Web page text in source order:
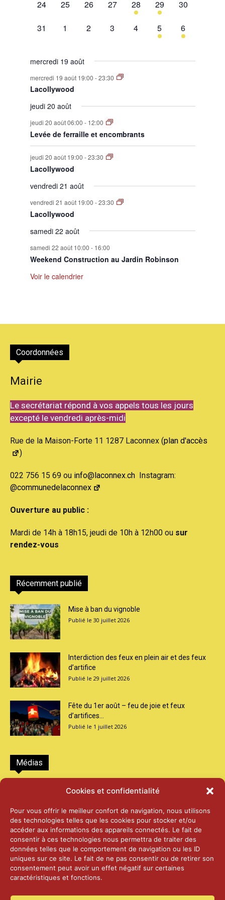
Cookies et confidentialité
Pour vous offrir le meilleur confort de navigation, nous utilisons
des technologies telles que les cookies pour stocker et/ou
accéder aux informations des appareils connectés. Le fait de
consentir à ces technologies nous permettra de traiter des
données telles que le comportement de navigation ou les ID
uniques sur ce site. Le fait de ne pas consentir ou de retirer son
consentement peut avoir un effet négatif sur certaines
caractéristiques et fonctions.
0
24
0
25
0
26
0
évènement,
27
1
évènement,
28
1
évènement,
29
0
30
0
31
0
1
0
2
0
3
0
évènement,
4
1
évènement,
5
1
évènement,
6
mercredi 19 août
mercredi 19 août 19:00 -23:30
Lacollywood
jeudi 20 août
jeudi 20 août 06:00 - 12:00
Levée de ferraille et encombrants
jeudi 20 août 19:00 -23:30
Lacollywood
vendredi 21 août
vendredi 21 août 19:00 -23:30
Lacollywood
samedi 22 août
samedi 22 août 10:00 - 16:00
Weekend Construction au Jardin Robinson
Voir le calendrier
Coordonnées
Mairie
Le secrétariat répond à vos appels tous les jours
excepté le vendredi après-midi
Rue de la Maison-Forte 11 1287 Laconnex (plan d'accès
)
022 756 15 69 ou info@laconnex.ch Instagram:
@communedelaconnex
Ouverture au public :
Mardi de 14h à 18h15, jeudi de 10h à 12h00 ou sur
rendez-vous
Récemment publié
Mise à ban du vignoble
30 juillet 2026
Interdiction des feux en plein air et des feux
d’artifice
29 juillet 2026
Fête du 1er août – feu de joie et feux
d’artifices...
1 juillet 2026
Médias
2026 – Laiterie d’Orsières et Abbaye de St-
25 juin 2026
2025 – Palais Fédéral – Berne
25 juin 2026
14 janvier 2025